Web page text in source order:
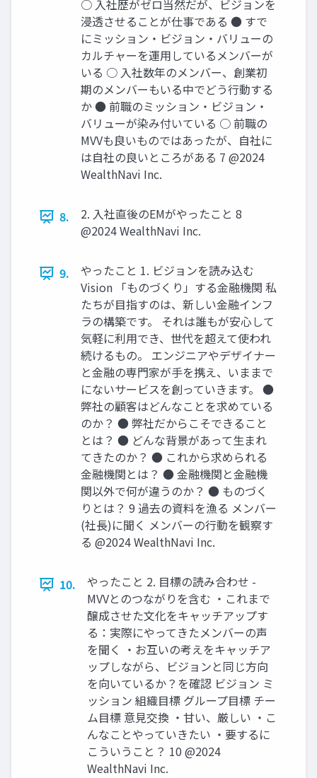
○ ⼊社歴がゼロ当然だが、ビジョンを
浸透させることが仕事である ● すで
にミッション‧ビジョン‧バリューの
カルチャーを運⽤しているメンバーが
いる ○ ⼊社数年のメンバー、創業初
期のメンバーもいる中でどう⾏動する
か ● 前職のミッション‧ビジョン‧
バリューが染み付いている ○ 前職の
MVVも良いものではあったが、⾃社に
は⾃社の良いところがある 7 @2024
WealthNavi Inc.
8.
2. ⼊社直後のEMがやったこと 8
@2024 WealthNavi Inc.
9.
やったこと 1. ビジョンを読み込む
Vision 「ものづくり」する金融機関 私
たちが⽬指すのは、新しい⾦融インフ
ラの構築です。 それは誰もが安⼼して
気軽に利⽤でき、世代を超えて使われ
続けるもの。 エンジニアやデザイナー
と⾦融の専⾨家が⼿を携え、いままで
にないサービスを創っていきます。 ●
弊社の顧客はどんなことを求めている
のか？ ● 弊社だからこそできること
とは？ ● どんな背景があって⽣まれ
てきたのか？ ● これから求められる
⾦融機関とは？ ● ⾦融機関と⾦融機
関以外で何が違うのか？ ● ものづく
りとは？ 9 過去の資料を漁る メンバー
(社長)に聞く メンバーの行動を観察す
る @2024 WealthNavi Inc.
10.
やったこと 2. ⽬標の読み合わせ -
MVVとのつながりを含む ‧これまで
醸成させた⽂化をキャッチアップす
る：実際にやってきたメンバーの声
を聞く ‧お互いの考えをキャッチア
ップしながら、ビジョンと同じ⽅向
を向いているか？を確認 ビジョン ミ
ッション 組織⽬標 グループ⽬標 チー
ム⽬標 意⾒交換 ‧⽢い、厳しい ‧こ
んなことやっていきたい ‧要するに
こういうこと？ 10 @2024
WealthNavi Inc.